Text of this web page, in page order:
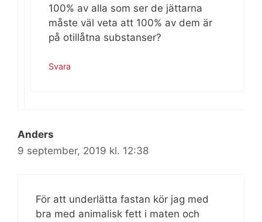
100% av alla som ser de jättarna
måste väl veta att 100% av dem är
på otillåtna substanser?
Svara
Anders
9 september, 2019 kl. 12:38
För att underlätta fastan kör jag med
bra med animalisk fett i maten och